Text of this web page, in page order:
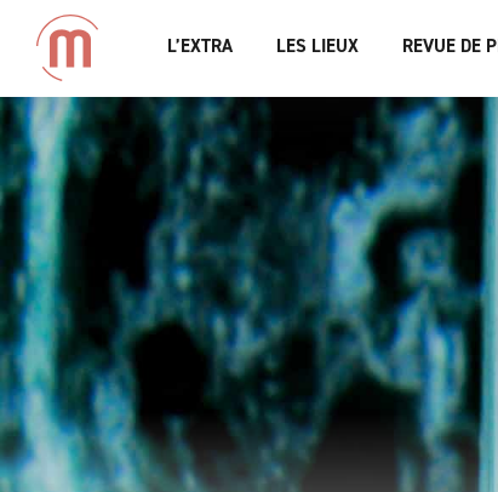
L’EXTRA LES LIEUX REVUE DE